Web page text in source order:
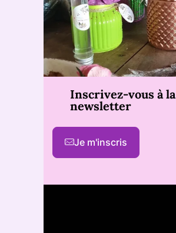
Inscrivez-vous à la
newsletter
Je m'inscris